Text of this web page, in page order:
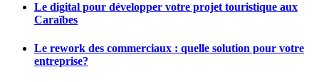
Le digital pour développer votre projet touristique aux
Caraïbes
Le rework des commerciaux : quelle solution pour votre
entreprise?